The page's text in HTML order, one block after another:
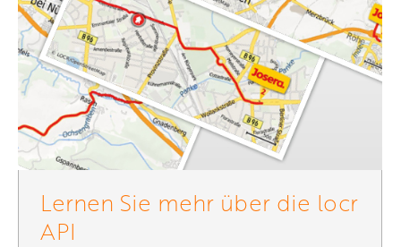
Lernen Sie mehr über die locr
API